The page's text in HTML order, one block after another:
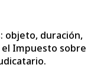
objeto, duración,
Impuesto sobre